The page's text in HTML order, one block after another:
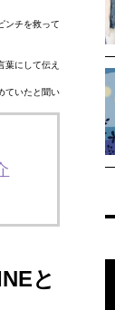
ンチを救って
葉にして伝え
ていたと聞い
と